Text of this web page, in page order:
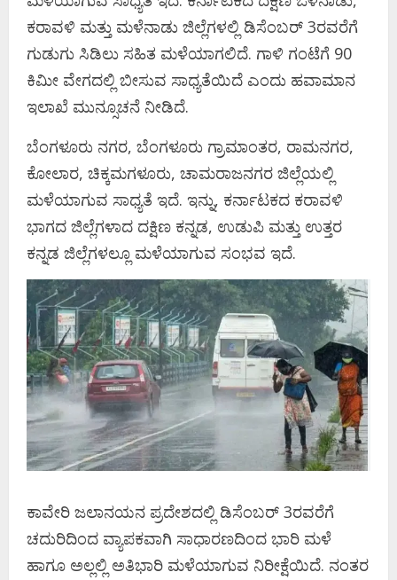
ಕರಾವಳಿ ಮತ್ತು ಮಳೆನಾಡು ಜಿಲ್ಲೆಗಳಲ್ಲಿ ಡಿಸೆಂಬರ್‌ 3ರವರೆಗೆ
ಗುಡುಗು ಸಿಡಿಲು ಸಹಿತ ಮಳೆಯಾಗಲಿದೆ. ಗಾಳಿ ಗಂಟೆಗೆ 90
ಕಿಮೀ ವೇಗದಲ್ಲಿ ಬೀಸುವ ಸಾಧ್ಯತೆಯಿದೆ ಎಂದು ಹವಾಮಾನ
ಇಲಾಖೆ ಮುನ್ಸೂಚನೆ ನೀಡಿದೆ.
ಬೆಂಗಳೂರು ನಗರ, ಬೆಂಗಳೂರು ಗ್ರಾಮಾಂತರ, ರಾಮನಗರ,
ಕೋಲಾರ, ಚಿಕ್ಕಮಗಳೂರು, ಚಾಮರಾಜನಗರ ಜಿಲ್ಲೆಯಲ್ಲಿ
ಮಳೆಯಾಗುವ ಸಾಧ್ಯತೆ ಇದೆ. ಇನ್ನು, ಕರ್ನಾಟಕದ ಕರಾವಳಿ
ಭಾಗದ ಜಿಲ್ಲೆಗಳಾದ ದಕ್ಷಿಣ ಕನ್ನಡ, ಉಡುಪಿ ಮತ್ತು ಉತ್ತರ
ಕನ್ನಡ ಜಿಲ್ಲೆಗಳಲ್ಲೂ ಮಳೆಯಾಗುವ ಸಂಭವ ಇದೆ.
ಕಾವೇರಿ ಜಲಾನಯನ ಪ್ರದೇಶದಲ್ಲಿ ಡಿಸೆಂಬರ್‌ 3ರವರೆಗೆ
ಚದುರಿದಿಂದ ವ್ಯಾಪಕವಾಗಿ ಸಾಧಾರಣದಿಂದ ಭಾರಿ ಮಳೆ
ಹಾಗೂ ಅಲ್ಲಲ್ಲಿ ಅತಿಭಾರಿ ಮಳೆಯಾಗುವ ನಿರೀಕ್ಷೆಯಿದೆ. ನಂತರ